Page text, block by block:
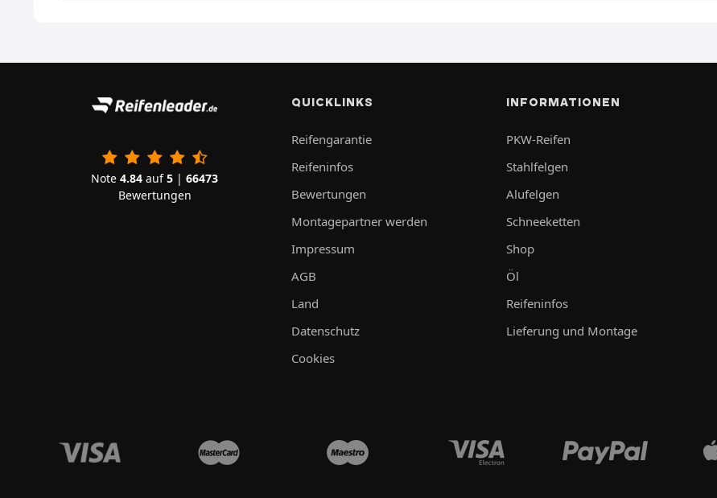
Note 4.84 auf5 | 66473
Bewertungen
QUICKLINKS
Reifengarantie
Reifeninfos
Bewertungen
Montagepartner werden
Impressum
AGB
Land
Datenschutz
Cookies
INFORMATIONEN
PKW-Reifen
Stahlfelgen
Alufelgen
Schneeketten
Shop
Öl
Reifeninfos
Lieferung und Montage